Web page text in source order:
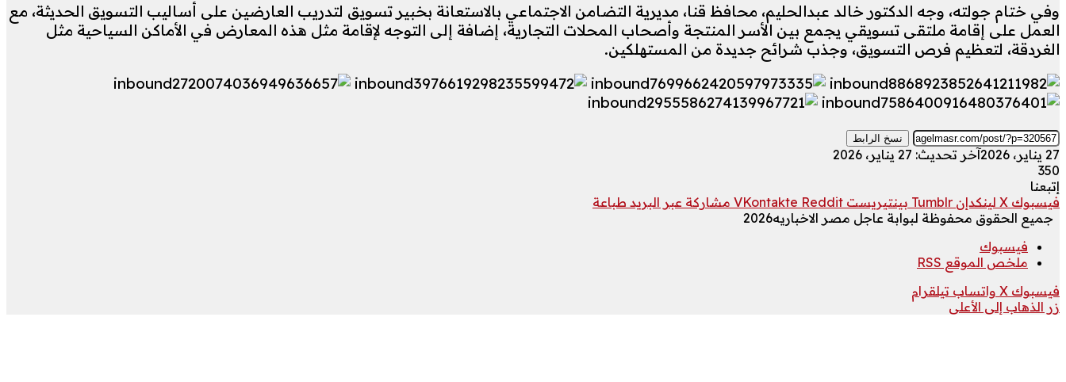
وفي ختام جولته، وجه الدكتور خالد عبدالحليم، محافظ قنا، مديرية التضامن الاجتماعي بالاستعانة بخبير تسويق لتدريب العارضين على أساليب التسويق الحديثة، مع
العمل على إقامة ملتقى تسويقي يجمع بين الأسر المنتجة وأصحاب المحلات التجارية، إضافة إلى التوجه لإقامة مثل هذه المعارض في الأماكن السياحية مثل
الغردقة، لتعظيم فرص التسويق، وجذب شرائح جديدة من المستهلكين.
نسخ الرابط
27 يناير، 2026
آخر تحديث: 27 يناير، 2026
350
إتبعنا
فيسبوك ‫X لينكدإن بينتيريست مشاركة عبر البريد طباعة
جميع الحقوق محفوظة لبوابة عاجل مصر الاخباريه2026
فيسبوك
ملخص الموقع RSS
فيسبوك ‫X واتساب تيلقرام
زر الذهاب إلى الأعلى